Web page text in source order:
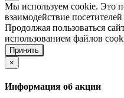
Мы используем cookie. Это
взаимодействие
Продолжая пользоваться
использованием файлов
Принять
×
Информация об акции